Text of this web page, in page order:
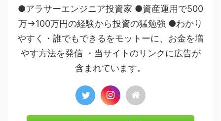
●アラサーエンジニア投資家 ●資産運用で500
万→100万円の経験から投資の猛勉強 ●わかり
やすく・誰でもできるをモットーに、お金を増
やす方法を発信 ・当サイトのリンクに広告が
含まれています。